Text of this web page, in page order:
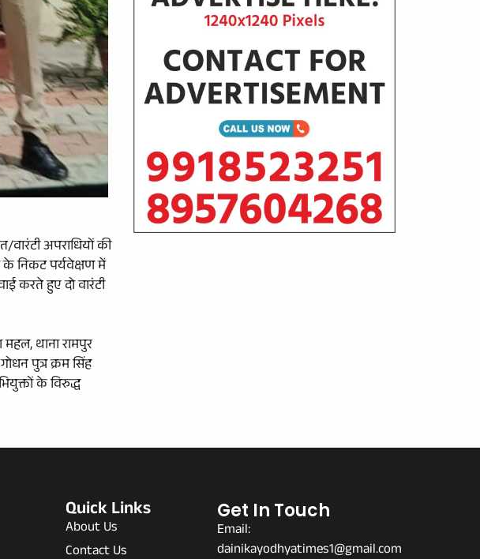
वारंटी अपराधियों की
के निकट पर्यवेक्षण में
करते हुए दो वारंटी
थाना रामपुर
पुत्र क्रम सिंह
के विरुद्ध
Quick Links
About Us
Contact Us
Get In Touch
Email:
dainikayodhyatimes1@gmail.com